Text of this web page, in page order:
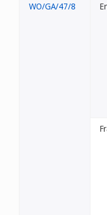
WO/GA/47/8